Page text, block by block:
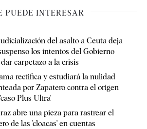
PUEDE INTERESAR
del asalto a Ceuta deja
los intentos del Gobierno
carpetazo a la crisis
rectifica y estudiará la nulidad
por Zapatero contra el origen
Plus Ultra'
abre una pieza para rastrear el
de las 'cloacas' en cuentas